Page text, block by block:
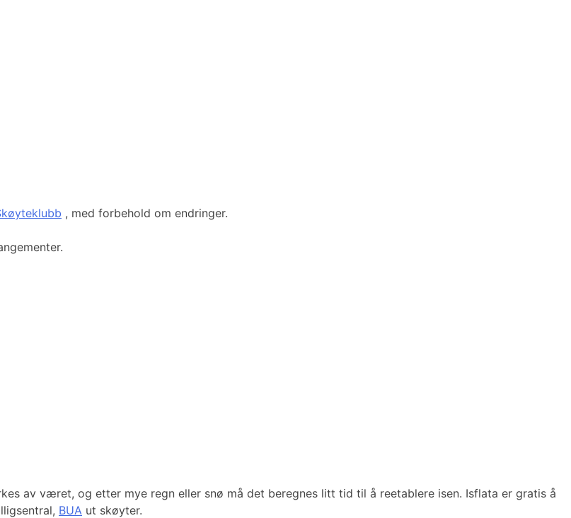
, med forbehold om endringer.
av været, og etter mye regn eller snø må det beregnes litt tid til å reetablere isen. Isflata er gratis å
BUA ut skøyter.